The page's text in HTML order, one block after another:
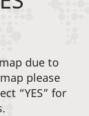
due to
please
“YES” for